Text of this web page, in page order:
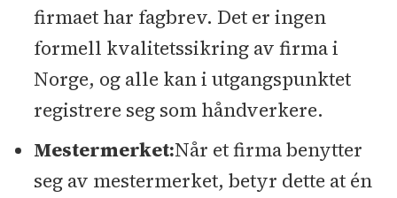
firmaet har fagbrev. Det er ingen
formell kvalitetssikring av firma i
Norge, og alle kan i utgangspunktet
registrere seg som håndverkere.
Mestermerket:Når et firma benytter
seg av mestermerket, betyr dette at én